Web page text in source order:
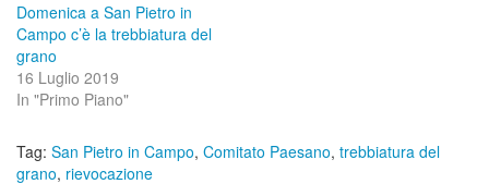
Domenica a San Pietro in
Campo c’è la trebbiatura del
grano
16 Luglio 2019
In "Primo Piano"
Tag: San Pietro in Campo, Comitato Paesano, trebbiatura del
grano, rievocazione